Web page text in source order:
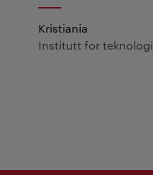
Kristiania
Institutt for teknologi